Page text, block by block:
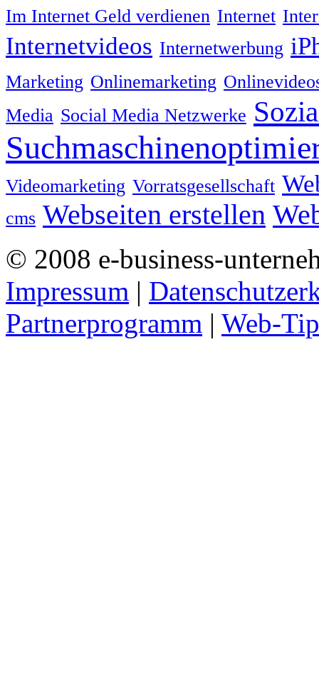
Im Internet Geld verdienen Internet
Internetvideos Internetwerbung
Marketing Onlinemarketing
Media Social Media Netzwerke
Videomarketing Vorratsgesellschaft
cms Webseiten erstellen
© 2008 e-business-
Impressum |
Partnerprogramm | Web-